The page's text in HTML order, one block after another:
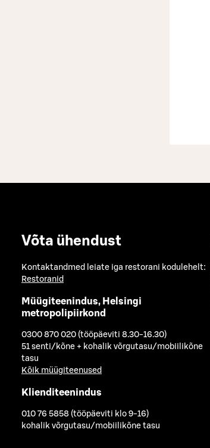
Võta ühendust
Kontaktandmed leiate iga restorani kodulehelt:
Restoranid
Müügiteenindus, Helsingi
metropolipiirkond
0300 870 020 (tööpäeviti 8.30-16.30)
51 senti/kõne + kohalik võrgutasu/mobiilikõne
tasu
Kõik müügiteenused
Klienditeenindus
010 76 5858 (tööpäeviti klo 9-16)
kohalik võrgutasu/mobiilikõne tasu